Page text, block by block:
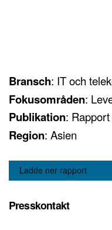
Bransch: IT och
Fokusområden:
Publikation: Rapport
Region: Asien
Ladde ner rapport
Presskontakt